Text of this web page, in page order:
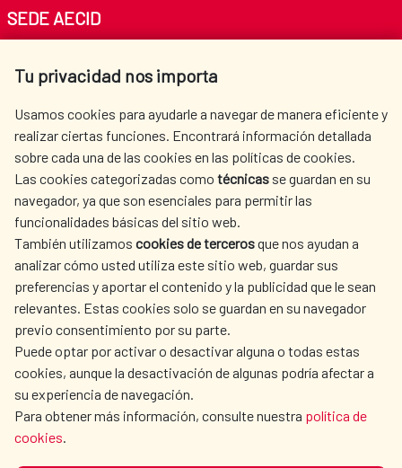
sábados, domingos y festivos. Entrada a la
exposición: Libre y gratuita.
Tu privacidad nos importa
Usamos cookies para ayudarle a navegar de manera eficiente y
realizar ciertas funciones. Encontrará información detallada
sobre cada una de las cookies en las políticas de cookies.
Las cookies categorizadas como técnicas se guardan en su
navegador, ya que son esenciales para permitir las
funcionalidades básicas del sitio web.
También utilizamos cookies de tercerosque nos ayudan a
analizar cómo usted utiliza este sitio web, guardar sus
preferencias y aportar el contenido y la publicidad que le sean
relevantes. Estas cookies solo se guardan en su navegador
previo consentimiento por su parte.
Puede optar por activar o desactivar alguna o todas estas
cookies, aunque la desactivación de algunas podría afectar a
su experiencia de navegación.
Para obtener más información, consulte nuestra política de
cookies.
SEDE AECID
Tel. +34 900 20 30 54​​​​​​​
AECID
WHERE DO WE COOPERATE?
SPANISH HUMANITARIAN
ACTION
PRESS ROOM
CULTURE AND SCIENCE LIBRARY
OUR SOCIAL MEDIA